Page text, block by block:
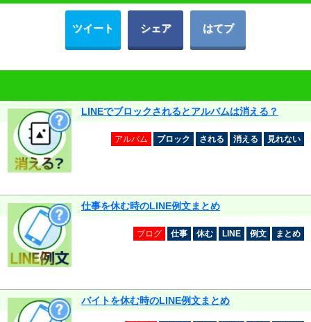
ツイート シェア はてブ
LINEでブロックされるとアルバムは消える？
アルバム ブロック される 消える 見れない
仕事を休む時のLINE例文まとめ
ブログ 仕事 休む LINE 例文 まとめ
バイトを休む時のLINE例文まとめ